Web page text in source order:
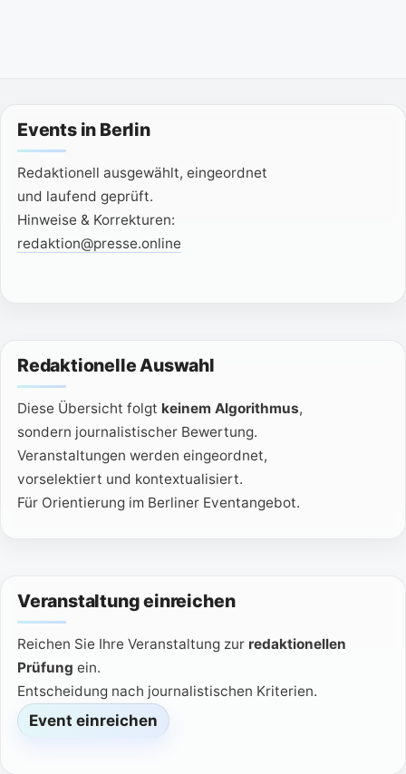
Events in Berlin
Redaktionell ausgewählt, eingeordnet
und laufend geprüft.
Hinweise & Korrekturen:
redaktion@presse.online
Redaktionelle Auswahl
Diese Übersicht folgt keinem Algorithmus,
sondern journalistischer Bewertung.
Veranstaltungen werden eingeordnet,
vorselektiert und kontextualisiert.
Für Orientierung im Berliner Eventangebot.
Veranstaltung einreichen
Reichen Sie Ihre Veranstaltung zur redaktionellen
Prüfung ein.
Entscheidung nach journalistischen Kriterien.
Event einreichen